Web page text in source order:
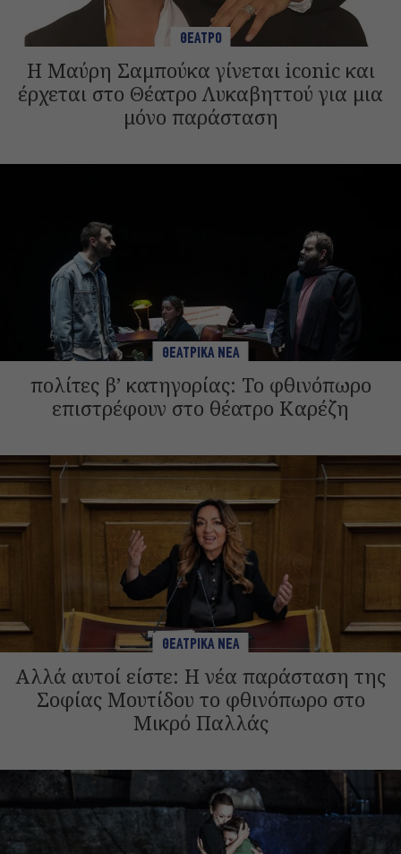
ΘΕΑΤΡΟ
Η Μαύρη Σαμπούκα γίνεται iconic και
έρχεται στο Θέατρο Λυκαβηττού για μια
μόνο παράσταση
ΘΕΑΤΡΙΚΑ ΝΕΑ
πολίτες β’ κατηγορίας: Το φθινόπωρο
επιστρέφουν στο θέατρο Καρέζη
ΘΕΑΤΡΙΚΑ ΝΕΑ
Αλλά αυτοί είστε: Η νέα παράσταση της
Σοφίας Μουτίδου το φθινόπωρο στο
Μικρό Παλλάς